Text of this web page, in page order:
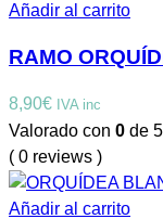
Añadir al carrito
RAMO
8,90€ IVA inc
Valorado con 0 de 5
( 0 reviews )
Añadir al carrito